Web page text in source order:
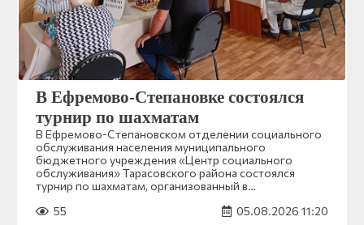
В Ефремово-Степановке состоялся
турнир по шахматам
В Ефремово-Степановском отделении социального
обслуживания населения муниципального
бюджетного учреждения «Центр социального
обслуживания» Тарасовского района состоялся
турнир по шахматам, организованный в…
55
05.08.2026 11:20